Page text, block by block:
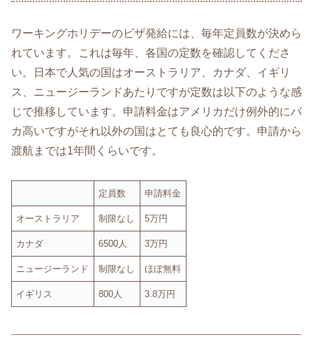
ワーキングホリデーのビザ発給には、毎年定員数が決めら
れています。これは毎年、各国の定数を確認してくださ
い。日本で人気の国はオーストラリア、カナダ、イギリ
ス、ニュージーランドあたりですが定数は以下のような感
じで推移しています。申請料金はアメリカだけ例外的にバ
カ高いですがそれ以外の国はとても良心的です。申請から
渡航までは1年間くらいです。
定員数 申請料金
オーストラリア 制限なし 5万円
カナダ 6500人 3万円
ニュージーランド 制限なし ほぼ無料
イギリス 800人 3.8万円